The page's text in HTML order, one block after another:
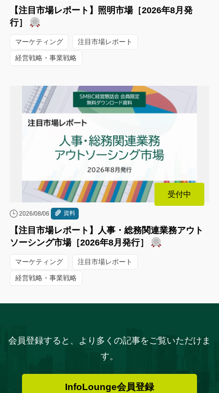
【注目市場レポート】照明市場［2026年8月発
行］
マーケティング 注目市場レポート
経営戦略・事業戦略
受付中
2026/08/06 資料
【注目市場レポート】人事・総務関連業務アウト
ソーシング市場［2026年8月発行］
マーケティング 注目市場レポート
経営戦略・事業戦略
会員登録すると、より多くの記事をご覧いただけま
す。
InfoLounge会員登録